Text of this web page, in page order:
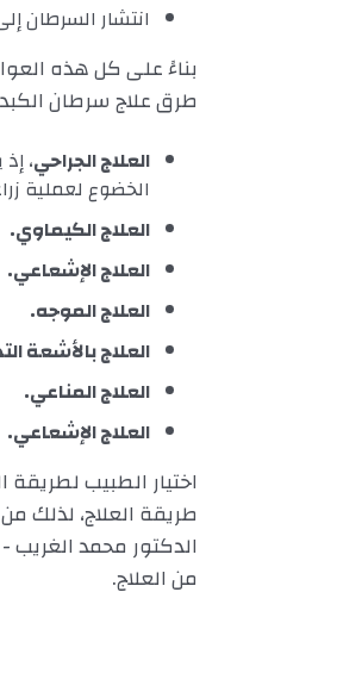
انتشار السرطان
بناءً على كل هذه
طرق علاج سرطان
العلاج الجراحي،
الخضوع لعملية
العلاج الكيماوي.
العلاج الإشعاعي.
العلاج الموجه.
العلاج بالأشعة
العلاج المناعي.
العلاج الإشعاعي.
اختيار الطبيب
طريقة العلاج، لذلك
الدكتور محمد
من العلاج.